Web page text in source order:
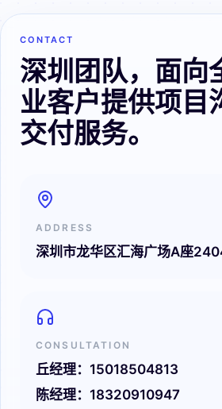
CONTACT
深圳团队，面向
业客户提供项目
交付服务。
ADDRESS
深圳市龙华区汇海广场A座
CONSULTATION
丘经理： 15018504813
陈经理： 18320910947